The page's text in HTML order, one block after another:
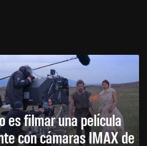
es filmar una película
con cámaras IMAX de